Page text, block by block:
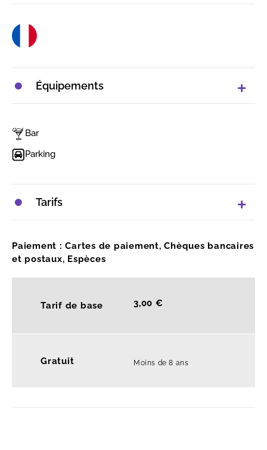
Équipements
Bar
Parking
Tarifs
Paiement : Cartes de paiement, Chèques bancaires
et postaux, Espèces
Tarif de base 3,00 €
Gratuit Moins de 8 ans